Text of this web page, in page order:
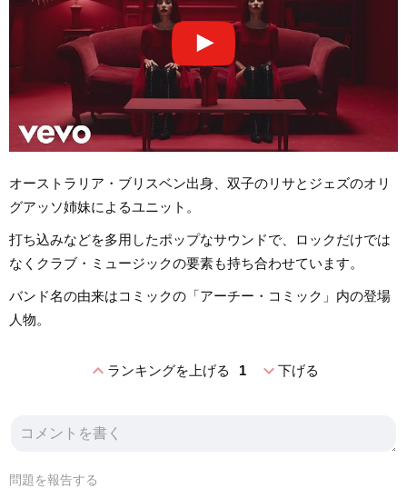
オーストラリア・ブリスベン出身、双子のリサとジェズのオリ
グアッソ姉妹によるユニット。
打ち込みなどを多用したポップなサウンドで、ロックだけでは
なくクラブ・ミュージックの要素も持ち合わせています。
バンド名の由来はコミックの「アーチー・コミック」内の登場
人物。
expand_lessランキングを上げる 1 expand_more下げる
問題を報告する